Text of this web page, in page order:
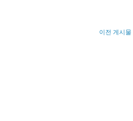
이전 게시물